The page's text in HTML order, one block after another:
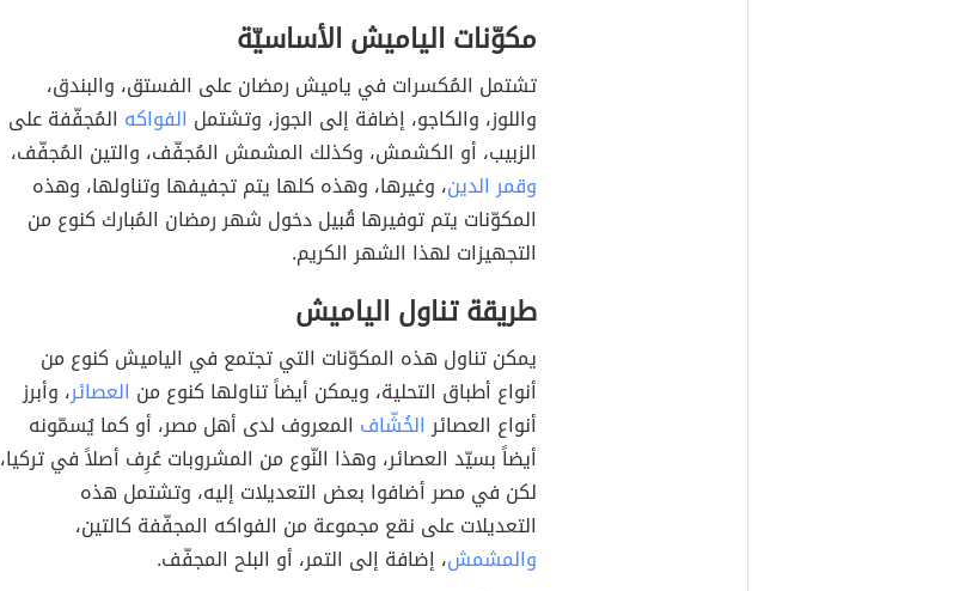
مكوّنات الياميش الأساسيّة
تشتمل المُكسرات في ياميش رمضان على الفستق، والبندق،
واللوز، والكاجو، إضافة إلى الجوز، وتشتمل الفواكه المُجفّفة على
الزبيب، أو الكشمش، وكذلك المشمش المُجفّف، والتين المُجفّف،
وقمر الدين، وغيرها، وهذه كلها يتم تجفيفها وتناولها، وهذه
المكوّنات يتم توفيرها قُبيل دخول شهر رمضان المُبارك كنوع من
التجهيزات لهذا الشهر الكريم.
طريقة تناول الياميش
يمكن تناول هذه المكوّنات التي تجتمع في الياميش كنوع من
أنواع أطباق التحلية، ويمكن أيضاً تناولها كنوع من العصائر، وأبرز
أنواع العصائرالخُشّاف المعروف لدى أهل مصر، أو كما يُسمّونه
أيضاً بسيّد العصائر، وهذا النّوع من المشروبات عُرِف أصلاً في تركيا،
لكن في مصر أضافوا بعض التعديلات إليه، وتشتمل هذه
التعديلات على نقع مجموعة من الفواكه المجفّفة كالتين،
والمشمش، إضافة إلى التمر، أو البلح المجفّف.